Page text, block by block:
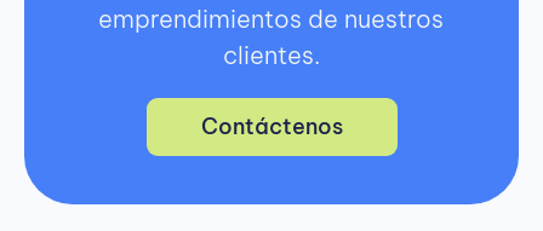
emprendimientos de nuestros
clientes.
Contáctenos